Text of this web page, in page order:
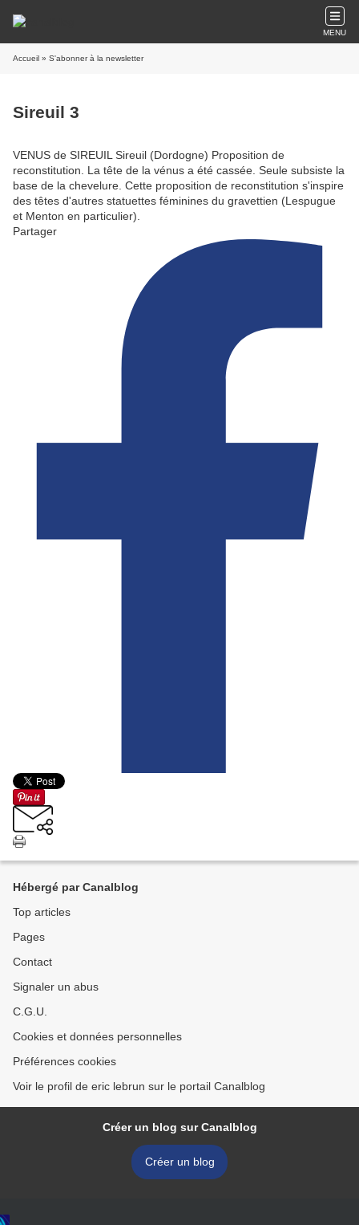
MENU
Accueil » S'abonner à la newsletter
Sireuil 3
VENUS de SIREUIL Sireuil (Dordogne) Proposition de
reconstitution. La tête de la vénus a été cassée. Seule subsiste la
base de la chevelure. Cette proposition de reconstitution s'inspire
des têtes d'autres statuettes féminines du gravettien (Lespugue
et Menton en particulier).
Partager
Hébergé par Canalblog
Top articles
Pages
Contact
Signaler un abus
C.G.U.
Cookies et données personnelles
Préférences cookies
Voir le profil de eric lebrun sur le portail Canalblog
Créer un blog sur Canalblog
Créer un blog